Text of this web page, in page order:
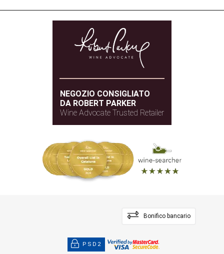
AFFINAMENTO
Rovere francese
NEGOZIO CONSIGLIATO
DA ROBERT PARKER
Wine Advocate Trusted Retailer
Bonifico bancario
PSD2